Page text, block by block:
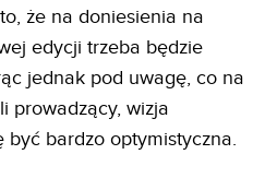
że na doniesienia na
edycji trzeba będzie
jednak pod uwagę, co na
prowadzący, wizja
być bardzo optymistyczna.